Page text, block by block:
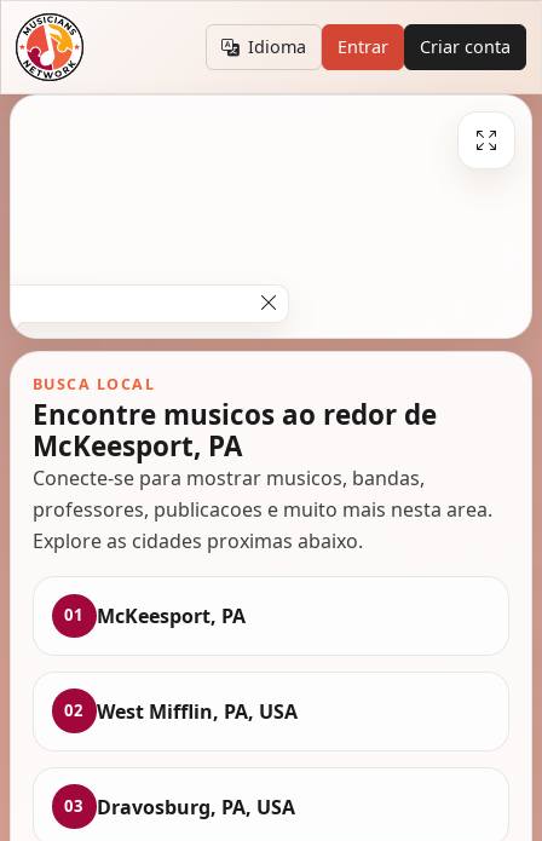
Idioma Entrar Criar conta
BUSCA LOCAL
Encontre musicos ao redor de
McKeesport, PA
Conecte-se para mostrar musicos, bandas,
professores, publicacoes e muito mais nesta area.
Explore as cidades proximas abaixo.
01 McKeesport, PA
02 West Mifflin, PA, USA
03 Dravosburg, PA, USA